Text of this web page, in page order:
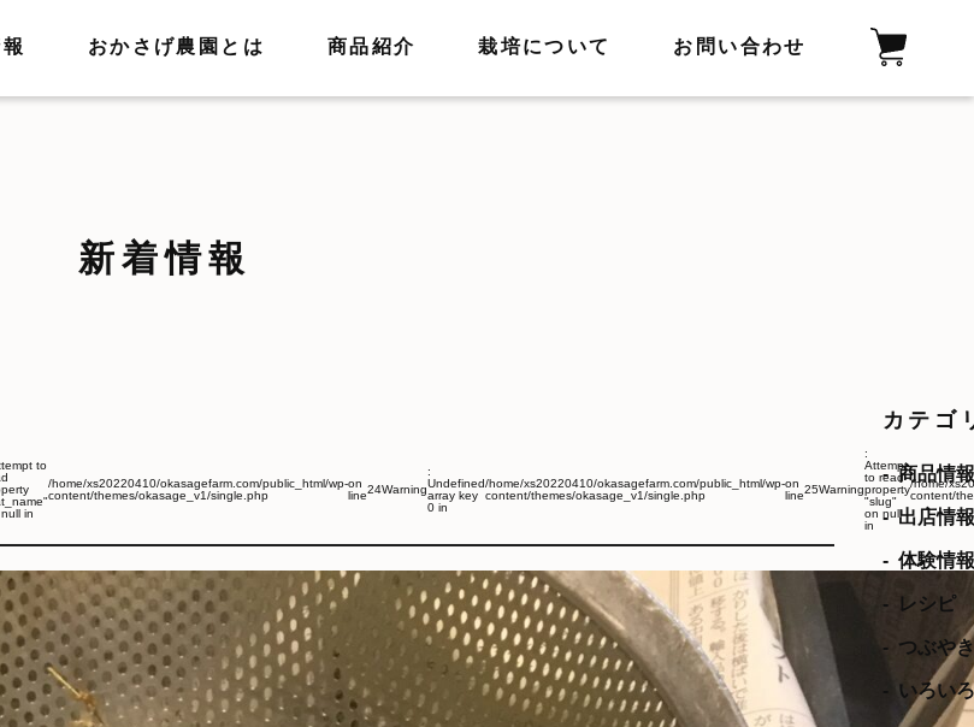
おかさげ農園とは 商品紹介 栽培について お問い合わせ
新着情報
to
in
/home/xs20220410/okasagefarm.com/public_html/wp-
content/themes/okasage_v1/single.php
on
line24Warning
:
Undefined
array key
0 in
/home/xs20220410/okasagefarm.com/public_html/wp-
content/themes/okasage_v1/single.php
on
line25Warning
:
Attempt
to read
property
"slug"
on null
in
/home/
content/
カテゴ
商品情報
出店情報
体験情報
レシピ
つぶやき
いろいろ